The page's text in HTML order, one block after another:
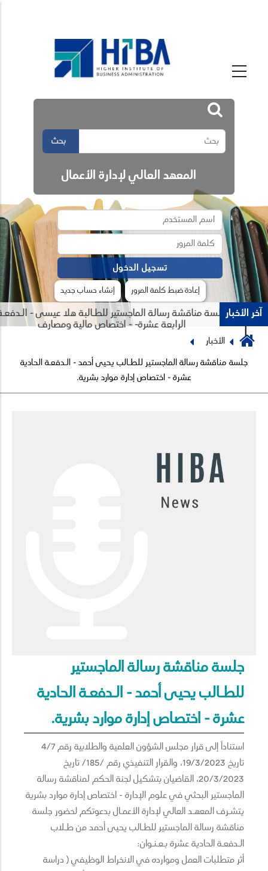
بحث
المعهد العالي لإدارة الأعمال
إنشاء حساب جديد إعادة ضبط كلمة المرور
آخر الأخبارجلسة مناقشة رسالة الماجستير للطـالبة هلا عيسى - الـدفعـة
الرابعة عشرة- - اختصاص مالية ومصارف
Previous
Next
Breadcrumb
الأخبار
جلسة مناقشة رسالة الماجستير للطـالب يحيى أحمد - الـدفعـة الحادية
عشرة - اختصاص إدارة موارد بشرية.
جلسة مناقشة رسالة الماجستير
للطـالب يحيى أحمد - الـدفعـة الحادية
عشرة - اختصاص إدارة موارد بشرية.
استناداً إلى قرار مجلس الشؤون العلمية والطلابية رقم 4/7
تاريخ 19/3/2023، والقرار التنفيذي رقم /185/ تاريخ
20/3/2023، القاضيان بتشكيل لجنة الحكم لمناقشة رسالة
الماجستير البحثي في علوم الإدارة - اختصاص إدارة موارد بشرية
يتشـرف المعهـد العالي لإدارة الأعمـال بدعوتكم لحضور جلسة
مناقشة رسالة الماجستير للطـالب يحيى أحمد من طـلاب
الـدفعـة الحادية عشرة بـعـنـوان:
أثر متطلبات العمل وموارده في الانخراط الوظيفي ( دراسة